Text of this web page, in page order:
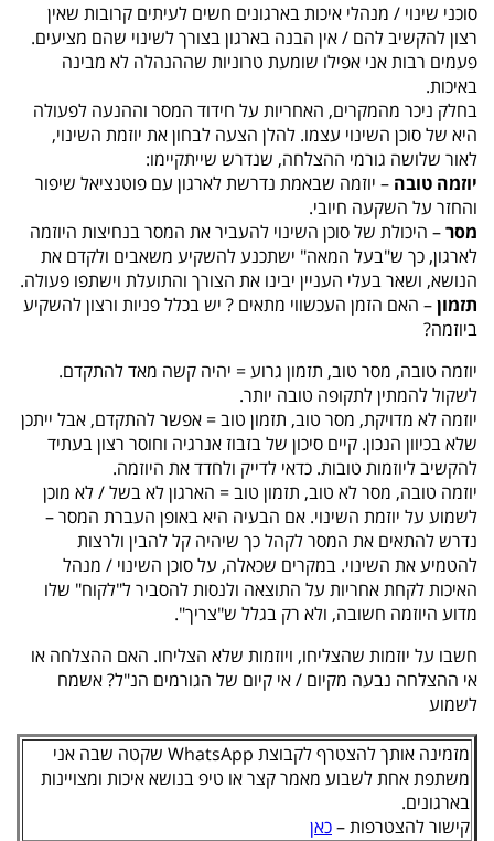
סוכני שינוי / מנהלי איכות בארגונים חשים לעיתים קרובות שאין
רצון להקשיב להם / אין הבנה בארגון בצורך לשינוי שהם מציעים.
פעמים רבות אני אפילו שומעת טרוניות שההנהלה לא מבינה
באיכות.
בחלק ניכר מהמקרים, האחריות על חידוד המסר וההנעה לפעולה
היא של סוכן השינוי עצמו. להלן הצעה לבחון את יוזמת השינוי,
לאור שלושה גורמי ההצלחה, שנדרש שייתקיימו:
יוזמה טובה – יוזמה שבאמת נדרשת לארגון עם פוטנציאל שיפור
והחזר על השקעה חיובי.
מסר– היכולת של סוכן השינוי להעביר את המסר בנחיצות היוזמה
לארגון, כך ש"בעל המאה" ישתכנע להשקיע משאבים ולקדם את
הנושא, ושאר בעלי העניין יבינו את הצורך והתועלת וישתפו פעולה.
תזמון– האם הזמן העכשווי מתאים ? יש בכלל פניות ורצון להשקיע
ביוזמה?
יוזמה טובה, מסר טוב, תזמון גרוע = יהיה קשה מאד להתקדם.
לשקול להמתין לתקופה טובה יותר.
יוזמה לא מדויקת, מסר טוב, תזמון טוב = אפשר להתקדם, אבל ייתכן
שלא בכיוון הנכון. קיים סיכון של בזבוז אנרגיה וחוסר רצון בעתיד
להקשיב ליוזמות טובות. כדאי לדייק ולחדד את היוזמה.
יוזמה טובה, מסר לא טוב, תזמון טוב = הארגון לא בשל / לא מוכן
לשמוע על יוזמת השינוי. אם הבעיה היא באופן העברת המסר –
נדרש להתאים את המסר לקהל כך שיהיה קל להבין ולרצות
להטמיע את השינוי. במקרים שכאלה, על סוכן השינוי / מנהל
האיכות לקחת אחריות על התוצאה ולנסות להסביר ל"לקוח" שלו
מדוע היוזמה חשובה, ולא רק בגלל ש"צריך".
חשבו על יוזמות שהצליחו, ויוזמות שלא הצליחו. האם ההצלחה או
אי ההצלחה נבעה מקיום / אי קיום של הגורמים הנ"ל? אשמח
לשמוע
מזמינה אותך להצטרף לקבוצת WhatsApp שקטה שבה אני
משתפת אחת לשבוע מאמר קצר או טיפ בנושא איכות ומצויינות
בארגונים.
קישור להצטרפות –כאן